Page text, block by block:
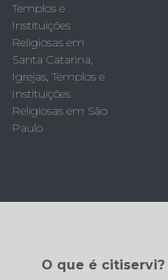
Templos e
Instituições
Religiosas em
Santa Catarina,
Igrejas, Templos e
Instituições
Religiosas em São
Paulo
O que é citiservi?|